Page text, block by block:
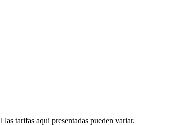
tarifas aqui presentadas pueden variar.